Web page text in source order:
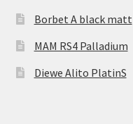
Borbet A black matt
MAM RS4 Palladium
Diewe Alito PlatinS